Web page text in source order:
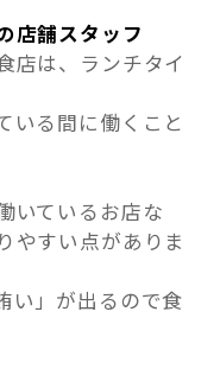
舗スタッフ
店は、ランチタイ
いる間に働くこと
いているお店な
やすい点がありま
い」が出るので食